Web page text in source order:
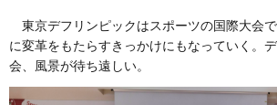
東京デフリンピックはスポーツの国際大会
に変革をもたらすきっかけにもなっていく。
会、風景が待ち遠しい。